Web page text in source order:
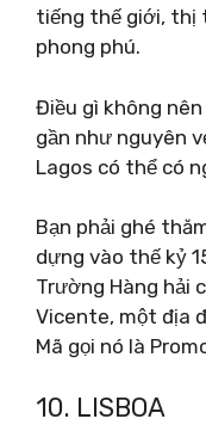
tiếng thế giới, thị
phong phú.
Điều gì không
gần như nguyên
Lagos có thể có
Bạn phải ghé
dựng vào thế kỷ
Trường Hàng hải
Vicente, một địa
Mã gọi nó là
10. LISBOA